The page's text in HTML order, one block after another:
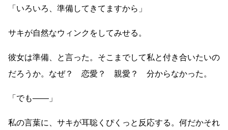
「いろいろ、準備してきてますから」
サキが自然なウィンクをしてみせる。
彼女は準備、と言った。そこまでして私と付き合いたいの
だろうか。なぜ？ 恋愛？ 親愛？ 分からなかった。
「でも―― 」
私の言葉に、サキが耳聡くぴくっと反応する。何だかそれ